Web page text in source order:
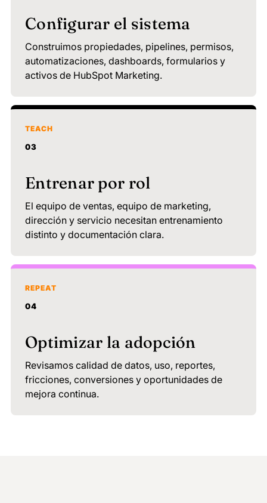
Configurar el sistema
Construimos propiedades, pipelines, permisos,
automatizaciones, dashboards, formularios y
activos de HubSpot Marketing.
TEACH
03
Entrenar por rol
El equipo de ventas, equipo de marketing,
dirección y servicio necesitan entrenamiento
distinto y documentación clara.
REPEAT
04
Optimizar la adopción
Revisamos calidad de datos, uso, reportes,
fricciones, conversiones y oportunidades de
mejora continua.